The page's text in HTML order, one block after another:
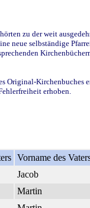
zu der weit
neue selbständige
Original-Kirchenbuches
erhoben.
Vorname des
Jacob
Martin